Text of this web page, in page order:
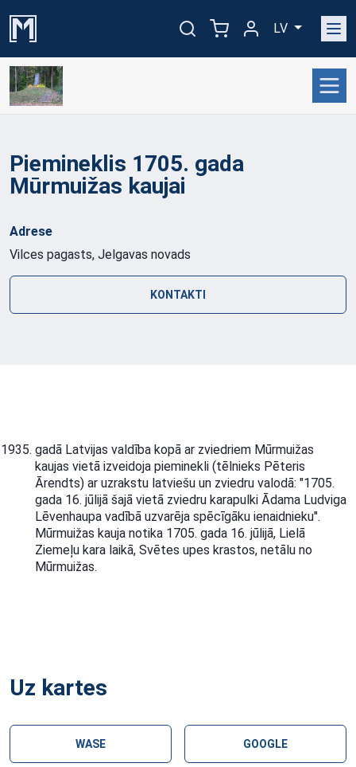
LV
Piemineklis 1705. gada
Mūrmuižas kaujai
Adrese
Vilces pagasts, Jelgavas novads
KONTAKTI
gadā Latvijas valdība kopā ar zviedriem Mūrmuižas
kaujas vietā izveidoja pieminekli (tēlnieks Pēteris
Ārendts) ar uzrakstu latviešu un zviedru valodā: "1705.
gada 16. jūlijā šajā vietā zviedru karapulki Ādama Ludviga
Lēvenhaupa vadībā uzvarēja spēcīgāku ienaidnieku".
Mūrmuižas kauja notika 1705. gada 16. jūlijā, Lielā
Ziemeļu kara laikā, Svētes upes krastos, netālu no
Mūrmuižas.
Uz kartes
WASE GOOGLE